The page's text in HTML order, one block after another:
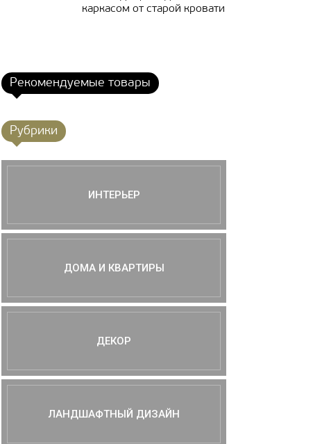
каркасом от старой кровати
Рекомендуемые товары
Рубрики
ИНТЕРЬЕР
ДОМА И КВАРТИРЫ
ДЕКОР
ЛАНДШАФТНЫЙ ДИЗАЙН